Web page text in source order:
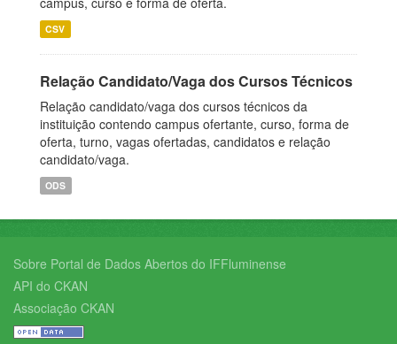
CSV
Relação Candidato/Vaga dos Cursos Técnicos
Relação candidato/vaga dos cursos técnicos da
instituição contendo campus ofertante, curso, forma de
oferta, turno, vagas ofertadas, candidatos e relação
candidato/vaga.
ODS
Sobre Portal de Dados Abertos do IFFluminense
API do CKAN
Associação CKAN